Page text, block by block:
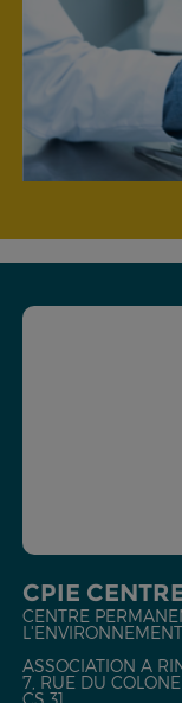
CPIE
CENTRE
L'ENVIRONNEMENT
ASSOCIATION A
7, RUE DU